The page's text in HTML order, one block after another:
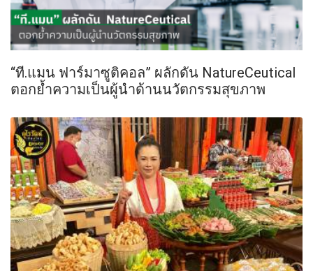
“ที.แมน ฟาร์มาซูติคอล” ผลักดัน NatureCeutical
ตอกย้ำความเป็นผู้นำด้านนวัตกรรมสุขภาพ